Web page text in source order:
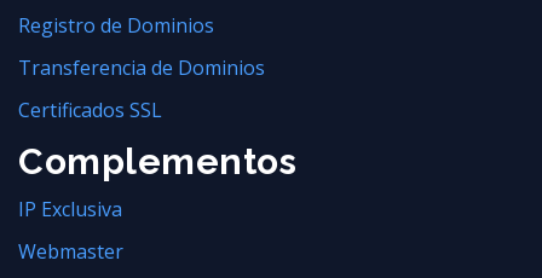
Registro de Dominios
Transferencia de Dominios
Certificados SSL
Complementos
IP Exclusiva
Webmaster